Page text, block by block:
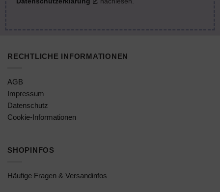
RECHTLICHE INFORMATIONEN
AGB
Impressum
Datenschutz
Cookie-Informationen
SHOPINFOS
Häufige Fragen & Versandinfos